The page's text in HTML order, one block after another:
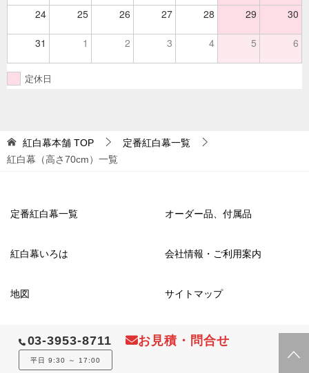
24 25 26 27 28 29 30
31 1 2 3 4 5 6
定休日
紅白幕本舗 TOP
定番紅白幕一覧
紅白幕（高さ70cm）一覧
定番紅白幕一覧 オーダー品、付属品
紅白幕いろは 会社情報・ご利用案内
地図 サイトマップ
© 2016 紅白幕本舗
03-3953-8711
平日 9:30 ～ 17:00
お見積・問合せ